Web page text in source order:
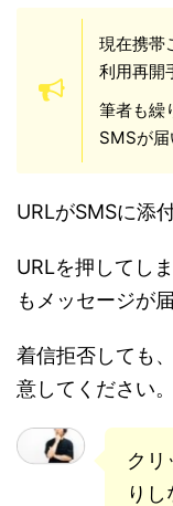
現在携帯
利用再開
筆者も繰
SMSが届
URLがSMSに添
URLを押してし
もメッセージが
着信拒否しても
意してください。
クリ
り